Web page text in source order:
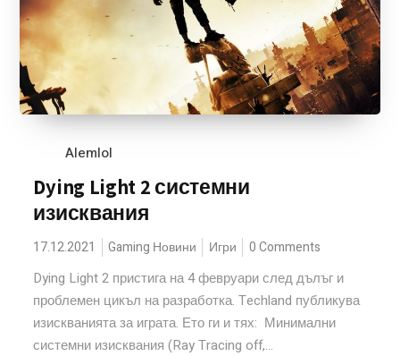
Alemlol
Dying Light 2 системни
изисквания
17.12.2021 Gaming Новини Игри 0 Comments
Dying Light 2 пристига на 4 февруари след дълъг и
проблемен цикъл на разработка. Techland публикува
изискванията за играта. Ето ги и тях: Минимални
системни изисквания (Ray Tracing off,...